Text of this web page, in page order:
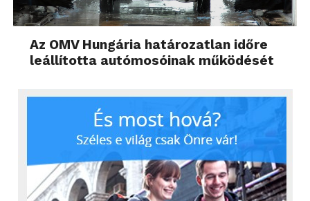
Az OMV Hungária határozatlan időre
leállította autómosóinak működését